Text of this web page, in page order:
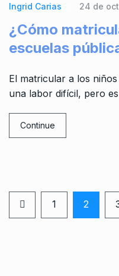
Ingrid Carias 24 de
¿Cómo
escuelas
El matricular a los
una labor difícil, pero es
Continue
1 2